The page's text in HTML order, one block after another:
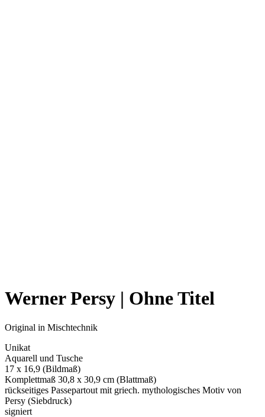
Werner Persy | Ohne Titel
Original in Mischtechnik
Unikat
Aquarell und Tusche
17 x 16,9 (Bildmaß)
Komplettmaß 30,8 x 30,9 cm (Blattmaß)
rückseitiges Passepartout mit griech. mythologisches Motiv von
Persy (Siebdruck)
signiert